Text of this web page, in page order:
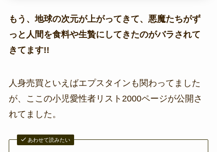
もう、地球の次元が上がってきて、悪魔たちがず
っと人間を食料や生贄にしてきたのがバラされて
きてます!!
人身売買といえばエプスタインも関わってました
が、ここの小児愛性者リスト2000ページが公開さ
れてました。
あわせて読みたい